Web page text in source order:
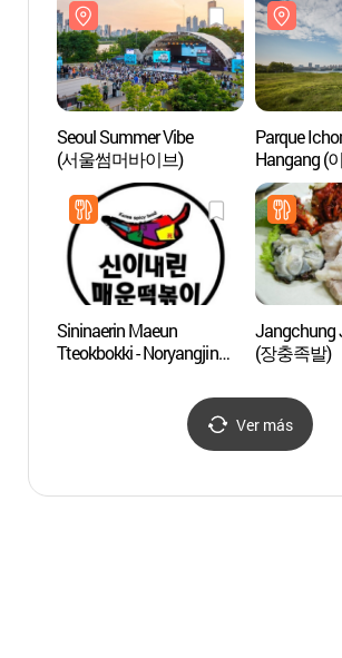
Seoul Summer Vibe
(서울썸머바이브)
Parque
Hangang (
Sininaerin Maeun
Tteokbokki - Noryangjin
(신이내린매운떡볶이
Jangchung
(장충족발)
Ver más